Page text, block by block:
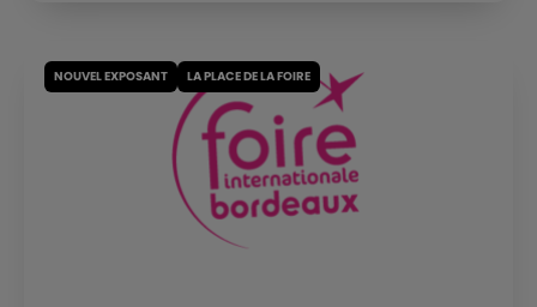
NOUVEL EXPOSANT LA PLACE DE LA FOIRE